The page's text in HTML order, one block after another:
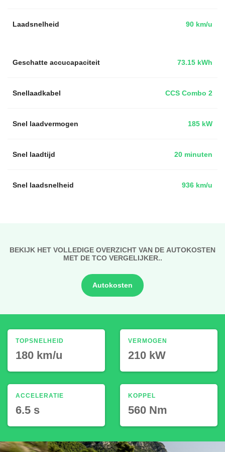
Laadsnelheid 90 km/u
73.15 kWh
Geschatte accucapaciteit
Snellaadkabel CCS Combo 2
Snel laadvermogen 185 kW
Snel laadtijd 20 minuten
Snel laadsnelheid 936 km/u
BEKIJK HET VOLLEDIGE OVERZICHT VAN DE AUTOKOSTEN
MET DE TCO VERGELIJKER..
Autokosten
TOPSNELHEID
180 km/u
ACCELERATIE
6.5 s
VERMOGEN
210 kW
KOPPEL
560 Nm